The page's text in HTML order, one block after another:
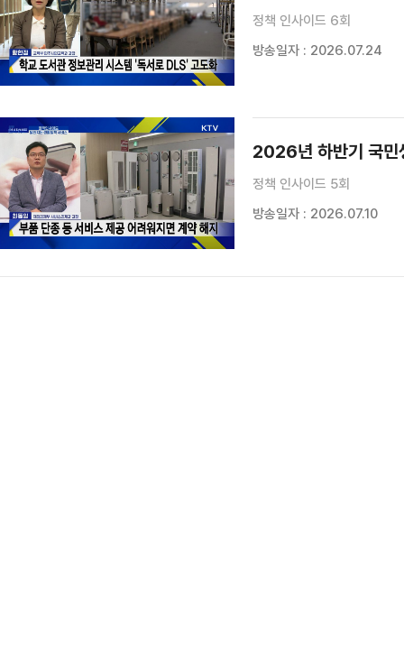
정책 인사이드 6회
방송일자 : 2026.07.24
2026년 하반기 국민
정책 인사이드 5회
방송일자 : 2026.07.10